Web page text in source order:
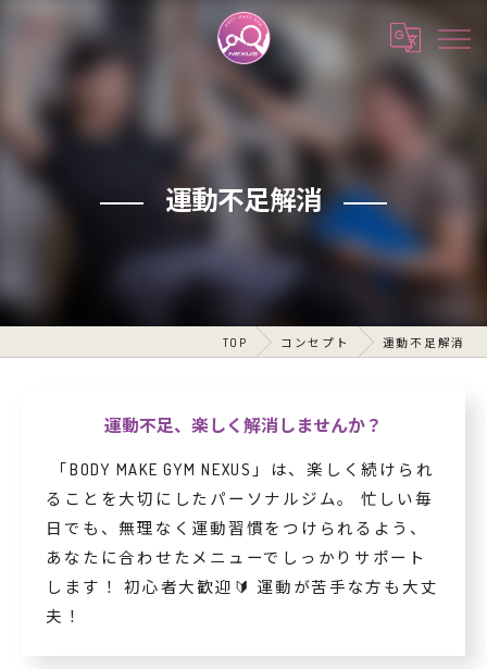
運動不足解消
TOP コンセプト 運動不足解消
運動不足、楽しく解消しませんか？
「BODY MAKE GYM NEXUS」は、楽しく続けられ
ることを大切にしたパーソナルジム。 忙しい毎
日でも、無理なく運動習慣をつけられるよう、
あなたに合わせたメニューでしっかりサポート
します！ 初心者大歓迎🔰 運動が苦手な方も大丈
夫！